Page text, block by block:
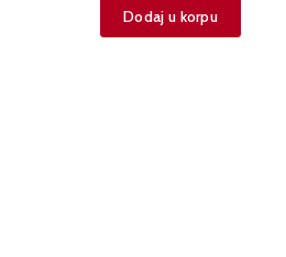
Dodaj u korpu